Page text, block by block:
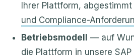
Ihrer Plattform,
und Compliance-
Betriebsmodell
— auf
die Plattform in unsere SAP